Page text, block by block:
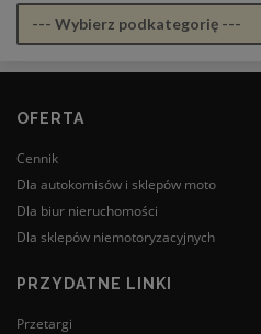
OFERTA
Cennik
Dla autokomisów i sklepów moto
Dla biur nieruchomości
Dla sklepów niemotoryzacyjnych
PRZYDATNE LINKI
Przetargi